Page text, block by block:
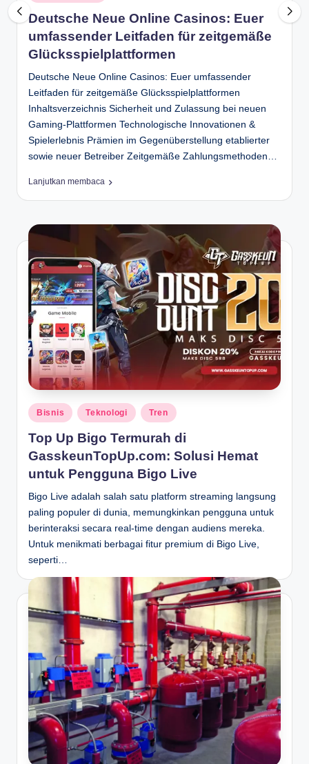
D
e
p
a
n
in
Deutsche Neue Online Casinos: Euer
umfassender Leitfaden für zeitgemäße
Glücksspielplattformen
Deutsche Neue Online Casinos: Euer umfassender
Leitfaden für zeitgemäße Glücksspielplattformen
Inhaltsverzeichnis Sicherheit und Zulassung bei neuen
Gaming-Plattformen Technologische Innovationen &
Spielerlebnis Prämien im Gegenüberstellung etablierter
sowie neuer Betreiber Zeitgemäße Zahlungsmethoden…
Lanjutkan membaca
Posted
in
Bisnis Teknologi Tren
Top Up Bigo Termurah di
GasskeunTopUp.com: Solusi Hemat
untuk Pengguna Bigo Live
Bigo Live adalah salah satu platform streaming langsung
paling populer di dunia, memungkinkan pengguna untuk
berinteraksi secara real-time dengan audiens mereka.
Untuk menikmati berbagai fitur premium di Bigo Live,
seperti…